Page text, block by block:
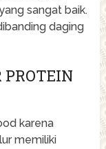
sangat baik.
daging
PROTEIN
karena
memiliki